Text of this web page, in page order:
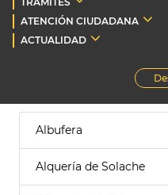
ATENCIÓN CIUDADANA
ACTUALIDAD
Albufera
Alquería de Solache